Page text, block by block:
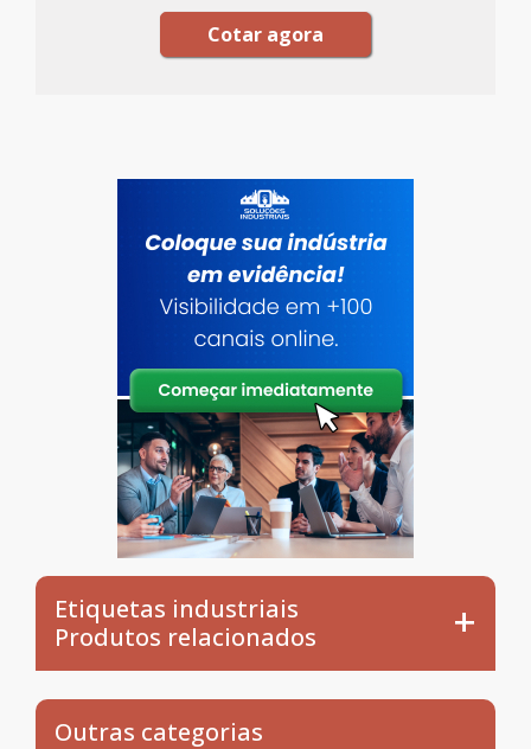
Cotar agora
Etiquetas industriais
Produtos relacionados
Outras categorias